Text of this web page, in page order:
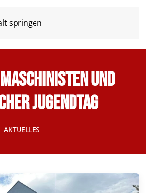
springen
und
Jugendtag
| AKTUELLES